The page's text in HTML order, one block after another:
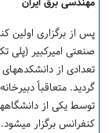
صنعتی امیرکبیر (پلی
تعدادی از
گردید. متعاقباً
توسط یکی از
کنفرانس برگزار می­شود.